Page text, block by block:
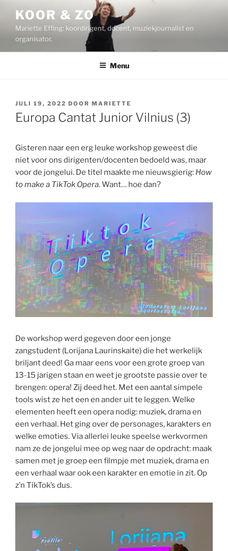
inhoud
KOOR & ZO
Mariette Effing: koordirigent, docent, muziekjournalist en
organisator.
Menu
GEPLAATST
OP
JULI 19, 2022 DOOR MARIETTE
Europa Cantat Junior Vilnius (3)
Gisteren naar een erg leuke workshop geweest die
niet voor ons dirigenten/docenten bedoeld was, maar
voor de jongelui. De titel maakte me nieuwsgierig: How
to make a TikTok Opera. Want… hoe dan?
De workshop werd gegeven door een jonge
zangstudent (Lorijana Laurinskaite) die het werkelijk
briljant deed! Ga maar eens voor een grote groep van
13-15 jarigen staan en weet je grootste passie over te
brengen: opera! Zij deed het. Met een aantal simpele
tools wist ze het een en ander uit te leggen. Welke
elementen heeft een opera nodig: muziek, drama en
een verhaal. Het ging over de personages, karakters en
welke emoties. Via allerlei leuke speelse werkvormen
nam ze de jongelui mee op weg naar de opdracht: maak
samen met je groep een filmpje met muziek, drama en
een verhaal waar ook een karakter en emotie in zit. Op
z’n TikTok’s dus.